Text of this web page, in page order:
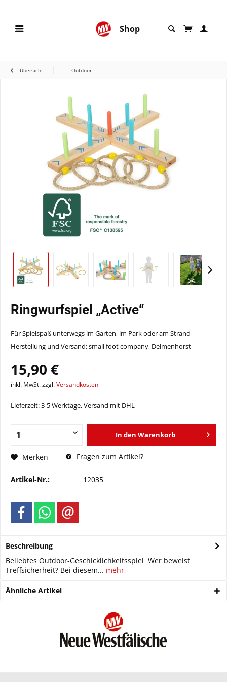
Shop
Übersicht Outdoor
Ringwurfspiel „Active“
Für Spielspaß unterwegs im Garten, im Park oder am Strand
Herstellung und Versand: small foot company, Delmenhorst
15,90 €
inkl. MwSt. zzgl.Versandkosten
Lieferzeit: 3-5 Werktage, Versand mit DHL
In den Warenkorb
Merken Fragen zum Artikel?
Artikel-Nr.: 12035
Beschreibung
Beliebtes Outdoor-Geschicklichkeitsspiel Wer beweist
Treffsicherheit? Bei diesem... mehr
Ähnliche Artikel